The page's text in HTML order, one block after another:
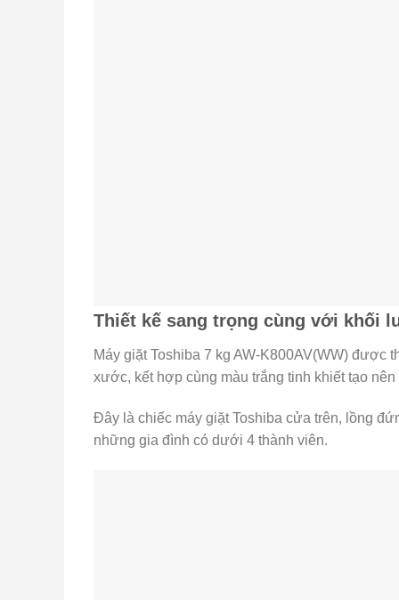
Thiết kế sang trọng cùng với khối
Máy giặt Toshiba 7 kg AW-K800AV(WW) được
xước, kết hợp cùng màu trắng tinh khiết tạo
Đây là chiếc máy giặt Toshiba cửa trên, lồng
những gia đình có dưới 4 thành viên.